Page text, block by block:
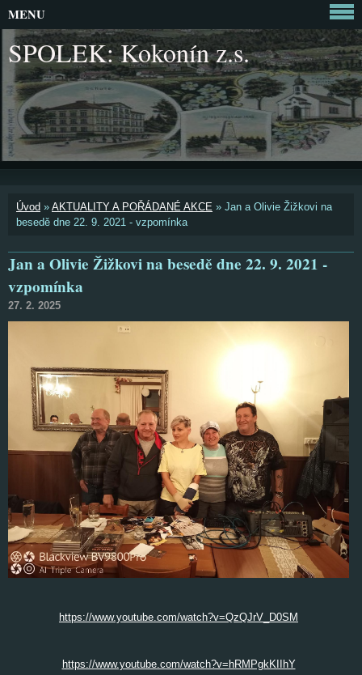
SPOLEK: Kokonín z.s.
Úvod » AKTUALITY A POŘÁDANÉ AKCE » Jan a Olivie Žižkovi na
besedě dne 22. 9. 2021 - vzpomínka
Jan a Olivie Žižkovi na besedě dne 22. 9. 2021 -
vzpomínka
27. 2. 2025
https://www.youtube.com/watch?v=QzQJrV_D0SM
https://www.youtube.com/watch?v=hRMPgkKIIhY
MENU